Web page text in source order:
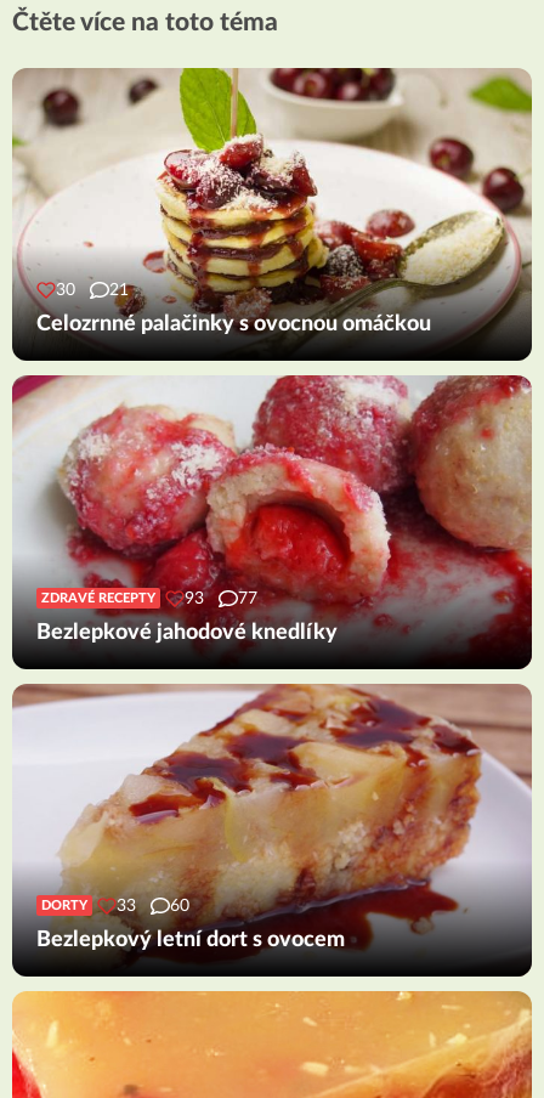
Čtěte více na toto téma
30 21
Celozrnné palačinky s ovocnou omáčkou
ZDRAVÉ RECEPTY 93 77
Bezlepkové jahodové knedlíky
DORTY 33 60
Bezlepkový letní dort s ovocem